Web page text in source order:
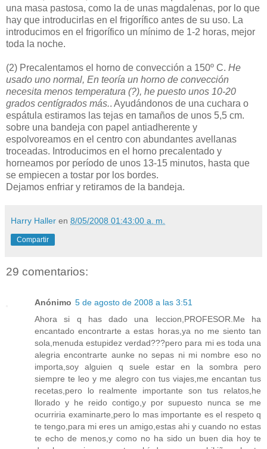
una masa pastosa, como la de unas magdalenas, por lo que
hay que introducirlas en el frigorífico antes de su uso. La
introducimos en el frigorífico un mínimo de 1-2 horas, mejor
toda la noche.
(2) Precalentamos el horno de convección a 150º C. He
usado uno normal, En teoría un horno de convección
necesita menos temperatura (?), he puesto unos 10-20
grados centígrados más.. Ayudándonos de una cuchara o
espátula estiramos las tejas en tamaños de unos 5,5 cm.
sobre una bandeja con papel antiadherente y
espolvoreamos en el centro con abundantes avellanas
troceadas. Introducimos en el horno precalentado y
horneamos por período de unos 13-15 minutos, hasta que
se empiecen a tostar por los bordes.
Dejamos enfriar y retiramos de la bandeja.
Harry Haller en 8/05/2008 01:43:00 a. m.
Compartir
29 comentarios:
Anónimo 5 de agosto de 2008 a las 3:51
Ahora si q has dado una leccion,PROFESOR.Me ha
encantado encontrarte a estas horas,ya no me siento tan
sola,menuda estupidez verdad???pero para mi es toda una
alegria encontrarte aunke no sepas ni mi nombre eso no
importa,soy alguien q suele estar en la sombra pero
siempre te leo y me alegro con tus viajes,me encantan tus
recetas,pero lo realmente importante son tus relatos,he
llorado y he reido contigo,y por supuesto nunca se me
ocurriria examinarte,pero lo mas importante es el respeto q
te tengo,para mi eres un amigo,estas ahi y cuando no estas
te echo de menos,y como no ha sido un buen dia hoy te